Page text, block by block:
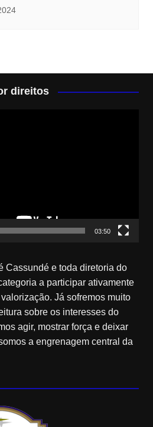
direitos
03:50
Cassundé e toda diretoria do
a participar ativamente
Já sofremos muito
sobre os interesses do
agir, mostrar força e deixar
a engrenagem central da